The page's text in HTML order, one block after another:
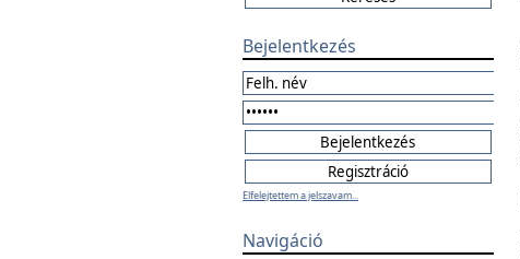
Bejelentkezés
Elfelejtettem a jelszavam...
Navigáció